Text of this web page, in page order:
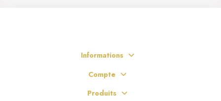
Informations
Compte
Produits